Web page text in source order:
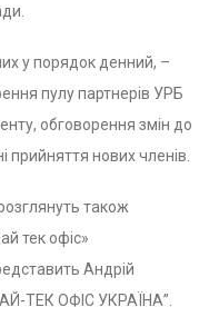
у порядок денний, –
пулу партнерів УРБ
обговорення змін до
прийняття нових членів.
також
тек офіс»
Андрій
ТЕК ОФІС УКРАЇНА”.